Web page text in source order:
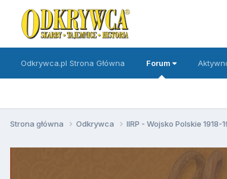
Odkrywca.pl Strona Główna Forum
Strona główna Odkrywca IIRP - Wojsko Polskie 1918-